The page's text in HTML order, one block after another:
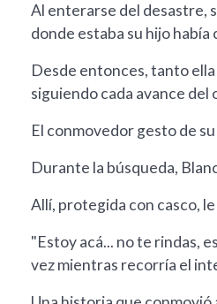
Al enterarse del desastre,
donde estaba su hijo
Desde entonces, tanto
siguiendo cada avance del
El conmovedor gesto de
Durante la búsqueda,
Allí, protegida con casco,
"Estoy acá... no te rindas,
vez mientras recorría el